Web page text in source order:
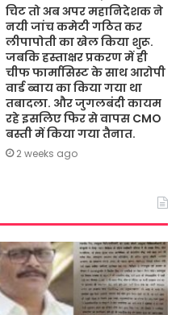
चिट तो अब अपर महानिदेशक ने
नयी जांच कमेटी गठित कर
लीपापोती का खेल किया शुरू.
जबकि हस्ताक्षर प्रकरण में ही
चीफ फार्मासिस्ट के साथ आरोपी
वार्ड ब्वाय का किया गया था
तबादला. और जुगलबंदी कायम
रहे इसलिए फिर से वापस CMO
बस्ती में किया गया तैनात.
2 weeks ago